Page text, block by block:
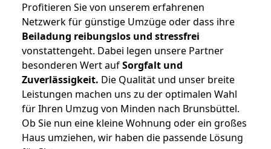
Profitieren Sie von unserem erfahrenen
Netzwerk für günstige Umzüge oder dass ihre
Beiladung reibungslos und stressfrei
vonstattengeht. Dabei legen unsere Partner
besonderen Wert aufSorgfalt und
Zuverlässigkeit. Die Qualität und unser breite
Leistungen machen uns zu der optimalen Wahl
für Ihren Umzug von Minden nach Brunsbüttel.
Ob Sie nun eine kleine Wohnung oder ein großes
Haus umziehen, wir haben die passende Lösung